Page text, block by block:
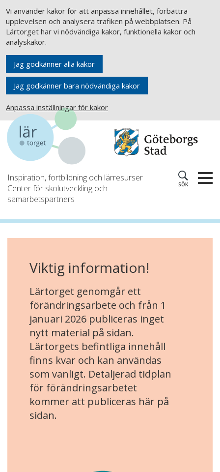
Vi använder kakor för att anpassa innehållet, förbättra
upplevelsen och analysera trafiken på webbplatsen. På
Lärtorget har vi nödvändiga kakor, funktionella kakor och
analyskakor.
Jag godkänner alla kakor
Jag godkänner bara nödvändiga kakor
Anpassa inställningar för kakor
Inspiration, fortbildning och lärresurser
Center för skolutveckling och
samarbetspartners
SÖK
Viktig information!
Lärtorget genomgår ett
förändringsarbete och från 1
januari 2026 publiceras inget
nytt material på sidan.
Lärtorgets befintliga innehåll
finns kvar och kan användas
som vanligt. Detaljerad tidplan
för förändringsarbetet
kommer att publiceras här på
sidan.